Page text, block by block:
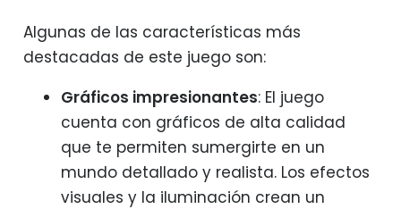
Algunas de las características más
destacadas de este juego son:
Gráficos impresionantes: El juego
cuenta con gráficos de alta calidad
que te permiten sumergirte en un
mundo detallado y realista. Los efectos
visuales y la iluminación crean un